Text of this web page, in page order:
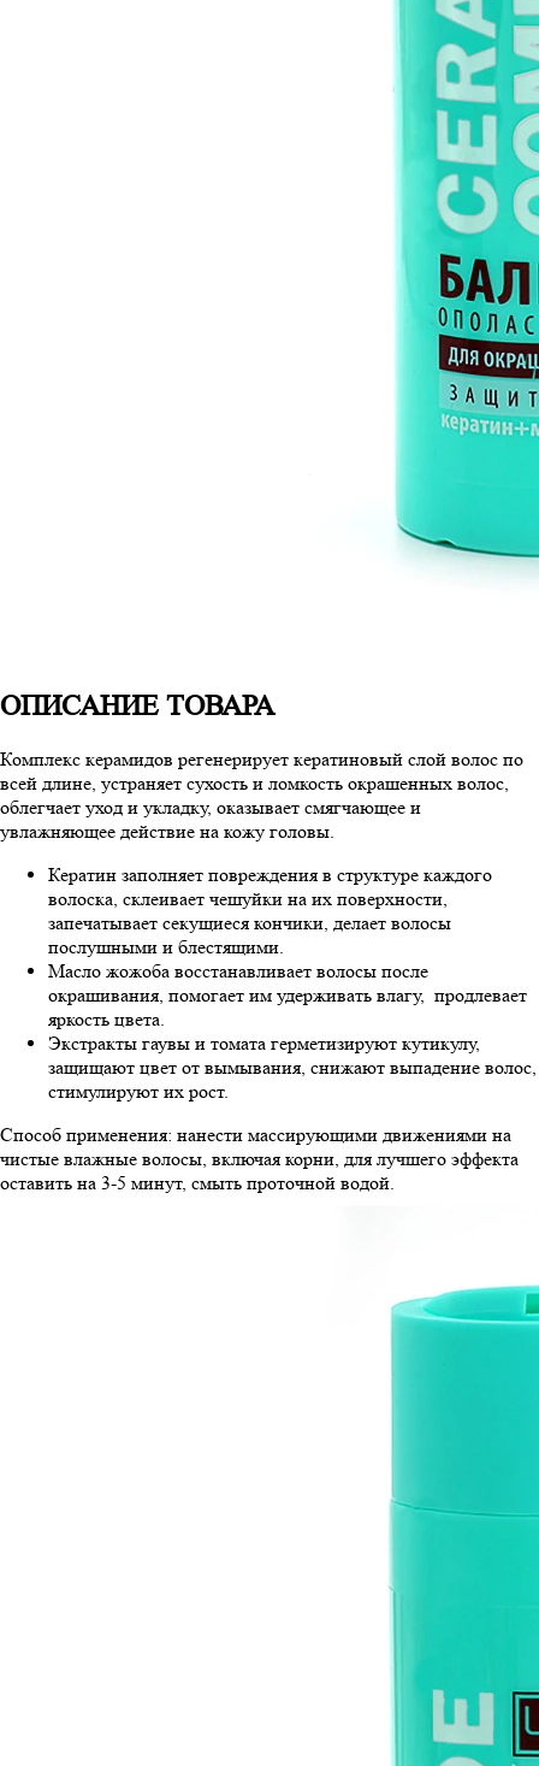
ОПИСАНИЕ ТОВАРА
Комплекс керамидов регенерирует кератиновый слой волос по
всей длине, устраняет сухость и ломкость окрашенных волос,
облегчает уход и укладку, оказывает смягчающее и
увлажняющее действие на кожу головы.
Кератин заполняет повреждения в структуре каждого
волоска, склеивает чешуйки на их поверхности,
запечатывает секущиеся кончики, делает волосы
послушными и блестящими.
Масло жожоба восстанавливает волосы после
окрашивания, помогает им удерживать влагу, продлевает
яркость цвета.
Экстракты гаувы и томата герметизируют кутикулу,
защищают цвет от вымывания, снижают выпадение волос,
стимулируют их рост.
Способ применения: нанести массирующими движениями на
чистые влажные волосы, включая корни, для лучшего эффекта
оставить на 3-5 минут, смыть проточной водой.